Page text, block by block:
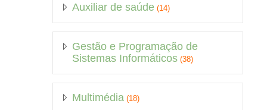
Auxiliar de saúde (14)
Gestão e Programação de
Sistemas Informáticos (38)
Multimédia (18)